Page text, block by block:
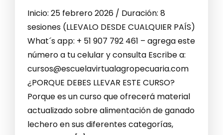
Inicio: 25 febrero 2026 / Duración: 8
sesiones (LLEVALO DESDE CUALQUIER PAÍS)
What´s app: + 51 907 792 461 – agrega este
número a tu celular y consulta Escribe a:
cursos@escuelavirtualagropecuaria.com
¿PORQUE DEBES LLEVAR ESTE CURSO?
Porque es un curso que ofrecerá material
actualizado sobre alimentación de ganado
lechero en sus diferentes categorías,